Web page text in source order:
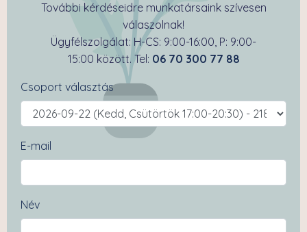
További kérdéseidre munkatársaink szívesen
válaszolnak!
Ügyfélszolgálat: H-CS: 9:00-16:00, P: 9:00-
15:00 között. Tel: 06 70 300 77 88
Csoport választás
E-mail
Név